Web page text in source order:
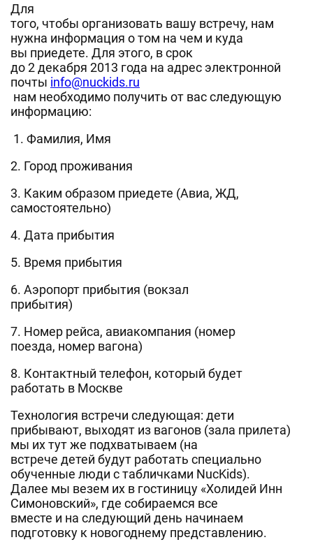
Для
того, чтобы организовать вашу встречу, нам
нужна информация о том на чем и куда
вы приедете. Для этого, в срок
до 2 декабря 2013 года на адрес электронной
почты info@nuckids.ru
нам необходимо получить от вас следующую
информацию:
1. Фамилия, Имя
2. Город проживания
3. Каким образом приедете (Авиа, ЖД,
самостоятельно)
4. Дата прибытия
5. Время прибытия
6. Аэропорт прибытия (вокзал
прибытия)
7. Номер рейса, авиакомпания (номер
поезда, номер вагона)
8. Контактный телефон, который будет
работать в Москве
Технология встречи следующая: дети
прибывают, выходят из вагонов (зала прилета)
мы их тут же подхватываем (на
встрече детей будут работать специально
обученные люди с табличками NucKids).
Далее мы везем их в гостиницу «Холидей Инн
Симоновский», где собираемся все
вместе и на следующий день начинаем
подготовку к новогоднему представлению.